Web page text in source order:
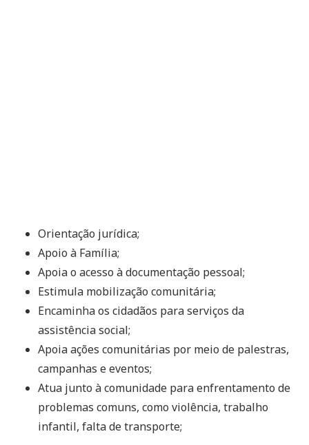
Orientação jurídica;
Apoio à Família;
Apoia o acesso à documentação pessoal;
Estimula mobilização comunitária;
Encaminha os cidadãos para serviços da
assistência social;
Apoia ações comunitárias por meio de palestras,
campanhas e eventos;
Atua junto à comunidade para enfrentamento de
problemas comuns, como violência, trabalho
infantil, falta de transporte;